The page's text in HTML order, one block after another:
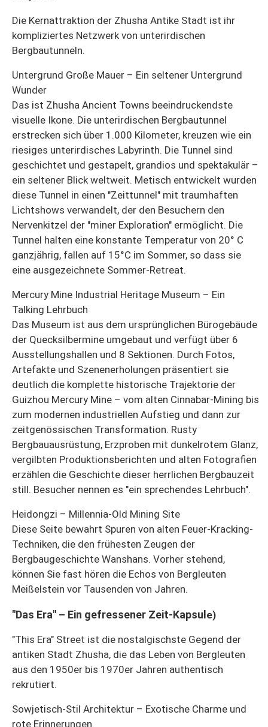
Die Kernattraktion der Zhusha Antike Stadt ist ihr
kompliziertes Netzwerk von unterirdischen
Bergbautunneln.
Untergrund Große Mauer – Ein seltener Untergrund
Wunder
Das ist Zhusha Ancient Towns beeindruckendste
visuelle Ikone. Die unterirdischen Bergbautunnel
erstrecken sich über 1.000 Kilometer, kreuzen wie ein
riesiges unterirdisches Labyrinth. Die Tunnel sind
geschichtet und gestapelt, grandios und spektakulär –
ein seltener Blick weltweit. Metisch entwickelt wurden
diese Tunnel in einen "Zeittunnel" mit traumhaften
Lichtshows verwandelt, der den Besuchern den
Nervenkitzel der "miner Exploration" ermöglicht. Die
Tunnel halten eine konstante Temperatur von 20° C
ganzjährig, fallen auf 15°C im Sommer, so dass sie
eine ausgezeichnete Sommer-Retreat.
Mercury Mine Industrial Heritage Museum – Ein
Talking Lehrbuch
Das Museum ist aus dem ursprünglichen Bürogebäude
der Quecksilbermine umgebaut und verfügt über 6
Ausstellungshallen und 8 Sektionen. Durch Fotos,
Artefakte und Szenenerholungen präsentiert sie
deutlich die komplette historische Trajektorie der
Guizhou Mercury Mine – vom alten Cinnabar-Mining bis
zum modernen industriellen Aufstieg und dann zur
zeitgenössischen Transformation. Rusty
Bergbauausrüstung, Erzproben mit dunkelrotem Glanz,
vergilbten Produktionsberichten und alten Fotografien
erzählen die Geschichte dieser herrlichen Bergbauzeit
still. Besucher nennen es "ein sprechendes Lehrbuch".
Heidongzi – Millennia-Old Mining Site
Diese Seite bewahrt Spuren von alten Feuer-Kracking-
Techniken, die den frühesten Zeugen der
Bergbaugeschichte Wanshans. Vorher stehend,
können Sie fast hören die Echos von Bergleuten
Meißelstein vor Tausenden von Jahren.
"Das Era" – Ein gefressener Zeit-Kapsul e)
"This Era" Street ist die nostalgischste Gegend der
antiken Stadt Zhusha, die das Leben von Bergleuten
aus den 1950er bis 1970er Jahren authentisch
rekrutiert.
Sowjetisch-Stil Architektur – Exotische Charme und
rote Erinnerungen